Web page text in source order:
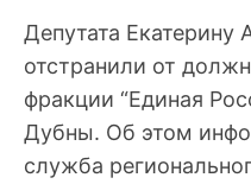
Депутата Екатерину
отстранили от
фракции “Единая
Дубны. Об этом
служба